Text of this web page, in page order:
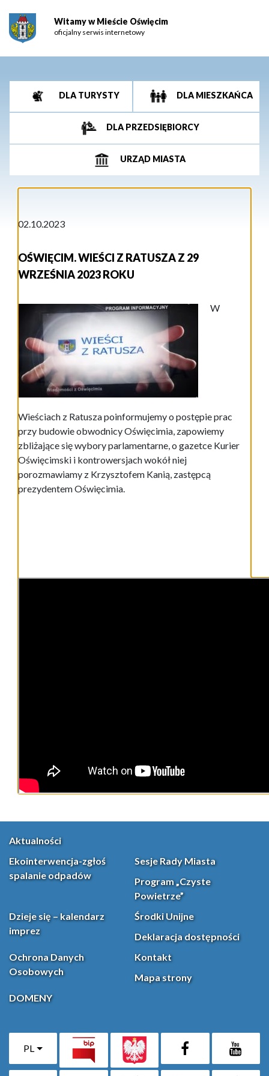
Witamy w Mieście Oświęcim
oficjalny serwis internetowy
DLA TURYSTY DLA MIESZKAŃCA
DLA PRZEDSIĘBIORCY
URZĄD MIASTA
02.10.2023
OŚWIĘCIM. WIEŚCI Z RATUSZA Z 29
WRZEŚNIA 2023 ROKU
W
Wieściach z Ratusza poinformujemy o postępie prac
przy budowie obwodnicy Oświęcimia, zapowiemy
zbliżające się wybory parlamentarne, o gazetce Kurier
Oświęcimski i kontrowersjach wokół niej
porozmawiamy z Krzysztofem Kanią, zastępcą
prezydentem Oświęcimia.
Aktualności
Ekointerwencja-zgłoś
spalanie odpadów
Sesje Rady Miasta
Program „Czyste
Powietrze”
Dzieje się – kalendarz
imprez
Środki Unijne
Deklaracja dostępności
Ochrona Danych
Osobowych
Kontakt
Mapa strony
DOMENY
PL
(otwiera się w nowej karcie)Facebook